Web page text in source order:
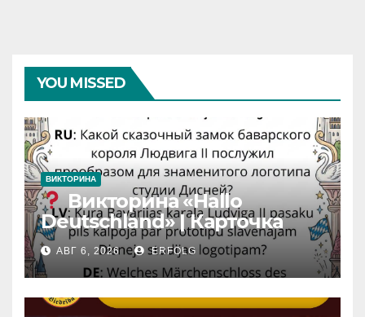
YOU MISSED
ВИКТОРИНА
Викторина «Hallo
Deutschland» | Карточка
№46
Замок вдохновения
Iedvesmas pils / Schloss der
Inspiration
АВГ 6, 2026 ERFOLG